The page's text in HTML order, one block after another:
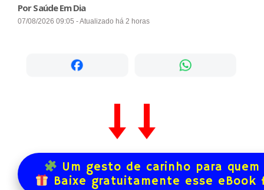
Por Saúde Em Dia
07/08/2026 09:05 - Atualizado há 2 horas
Um gesto de carinho para
Baixe gratuitamente esse